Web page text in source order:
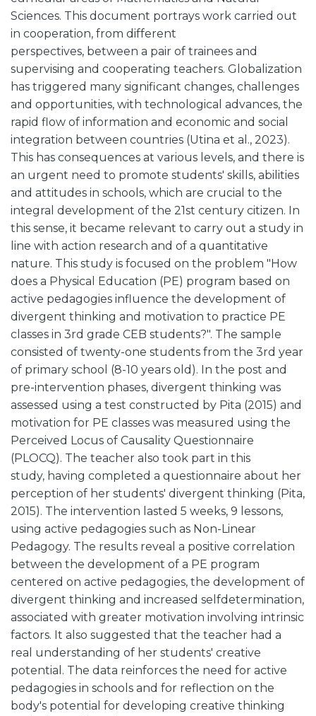
Sciences. This document portrays work carried out
in cooperation, from different
perspectives, between a pair of trainees and
supervising and cooperating teachers. Globalization
has triggered many significant changes, challenges
and opportunities, with technological advances, the
rapid flow of information and economic and social
integration between countries (Utina et al., 2023).
This has consequences at various levels, and there is
an urgent need to promote students' skills, abilities
and attitudes in schools, which are crucial to the
integral development of the 21st century citizen. In
this sense, it became relevant to carry out a study in
line with action research and of a quantitative
nature. This study is focused on the problem "How
does a Physical Education (PE) program based on
active pedagogies influence the development of
divergent thinking and motivation to practice PE
classes in 3rd grade CEB students?". The sample
consisted of twenty-one students from the 3rd year
of primary school (8-10 years old). In the post and
pre-intervention phases, divergent thinking was
assessed using a test constructed by Pita (2015) and
motivation for PE classes was measured using the
Perceived Locus of Causality Questionnaire
(PLOCQ). The teacher also took part in this
study, having completed a questionnaire about her
perception of her students' divergent thinking (Pita,
2015). The intervention lasted 5 weeks, 9 lessons,
using active pedagogies such as Non-Linear
Pedagogy. The results reveal a positive correlation
between the development of a PE program
centered on active pedagogies, the development of
divergent thinking and increased selfdetermination,
associated with greater motivation involving intrinsic
factors. It also suggested that the teacher had a
real understanding of her students' creative
potential. The data reinforces the need for active
pedagogies in schools and for reflection on the
body's potential for developing creative thinking